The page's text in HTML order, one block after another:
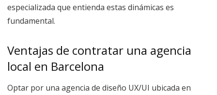
especializada que entienda estas dinámicas es
fundamental.
Ventajas de contratar una agencia
local en Barcelona
Optar por una agencia de diseño UX/UI ubicada en